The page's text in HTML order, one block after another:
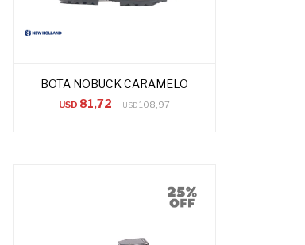
BOTA NOBUCK CARAMELO
USD 81,72 USD108,97